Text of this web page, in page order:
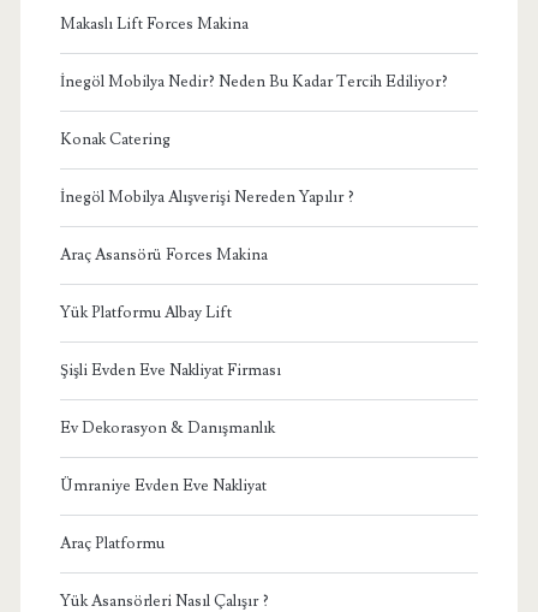
Makaslı Lift Forces Makina
İnegöl Mobilya Nedir? Neden Bu Kadar Tercih Ediliyor?
Konak Catering
İnegöl Mobilya Alışverişi Nereden Yapılır ?
Araç Asansörü Forces Makina
Yük Platformu Albay Lift
Şişli Evden Eve Nakliyat Firması
Ev Dekorasyon & Danışmanlık
Ümraniye Evden Eve Nakliyat
Araç Platformu
Yük Asansörleri Nasıl Çalışır ?